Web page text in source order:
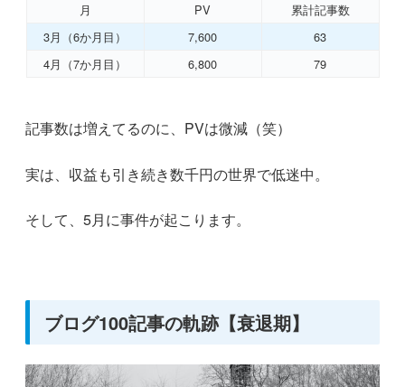
月 PV
累計記事数
3月（6か月目）
7,600
63
4月（7か月目）
6,800 79
記事数は増えてるのに、PVは微減（笑）
実は、収益も引き続き数千円の世界で低迷中。
そして、5月に事件が起こります。
ブログ100記事の軌跡【衰退期】